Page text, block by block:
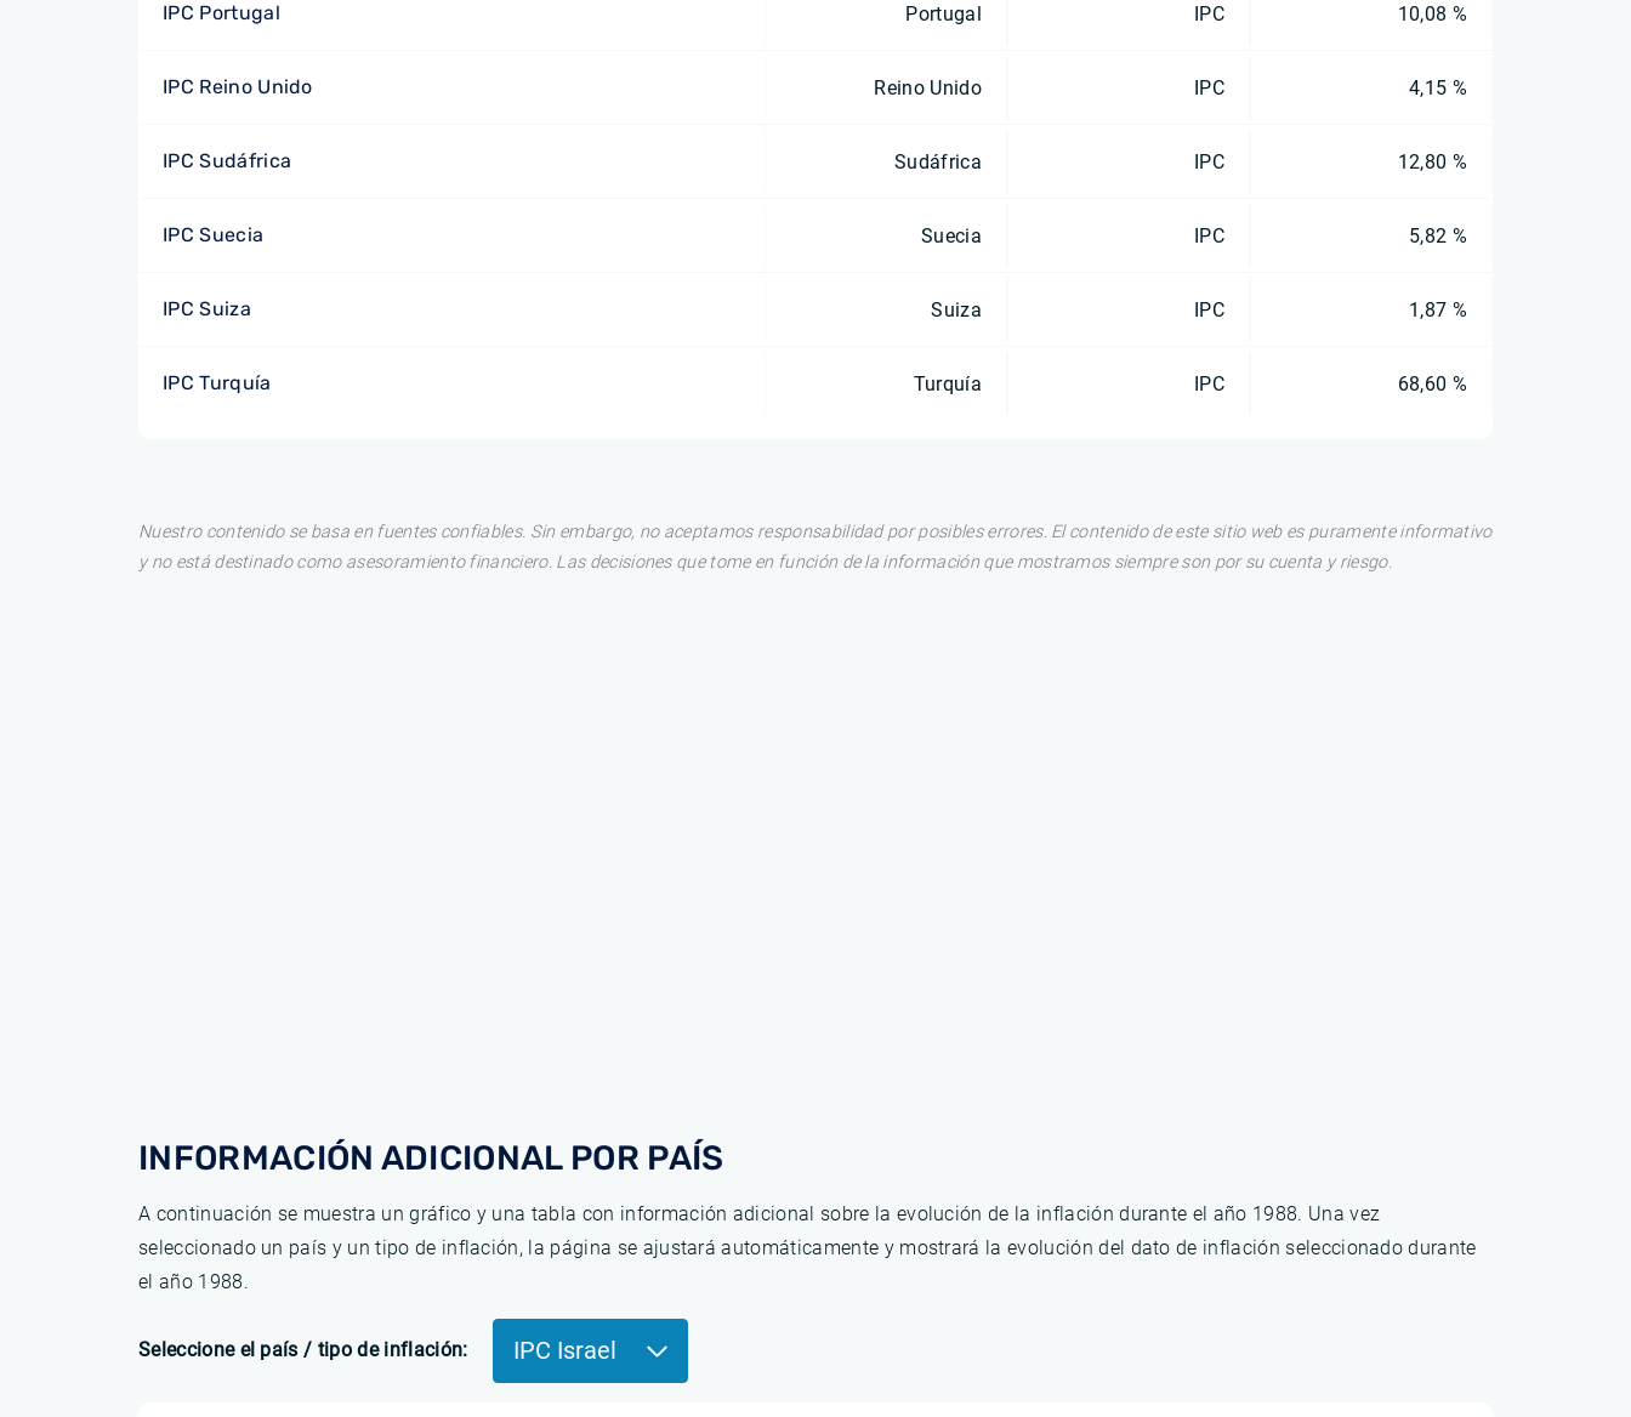
IPC Portugal Portugal IPC 10,08 %
IPC Reino Unido Reino Unido IPC 4,15 %
IPC Sudáfrica Sudáfrica IPC 12,80 %
IPC Suecia Suecia IPC 5,82 %
IPC Suiza Suiza IPC 1,87 %
IPC Turquía Turquía IPC 68,60 %
Nuestro contenido se basa en fuentes confiables. Sin embargo, no aceptamos responsabilidad por posibles errores. El contenido de este sitio web es puramente informativo
y no está destinado como asesoramiento financiero. Las decisiones que tome en función de la información que mostramos siempre son por su cuenta y riesgo.
INFORMACIÓN ADICIONAL POR PAÍS
A continuación se muestra un gráfico y una tabla con información adicional sobre la evolución de la inflación durante el año 1988. Una vez
seleccionado un país y un tipo de inflación, la página se ajustará automáticamente y mostrará la evolución del dato de inflación seleccionado durante
el año 1988.
Seleccione el país / tipo de inflación: IPC Israel